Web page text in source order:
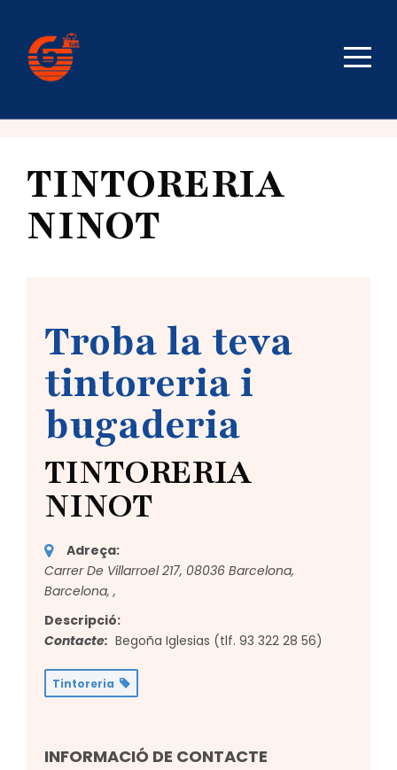
TINTORERIA
NINOT
Troba la teva
tintoreria i
bugaderia
TINTORERIA
NINOT
Adreça:
Carrer De Villarroel 217, 08036 Barcelona,
Barcelona, ,
Descripció:
Contacte: Begoña Iglesias (tlf. 93 322 28 56)
Tintoreria
INFORMACIÓ DE CONTACTE